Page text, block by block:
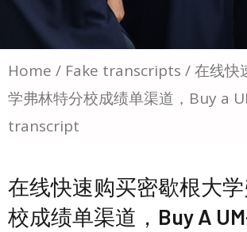
Home / Fake transcripts / 在线快
学弗林特分校成绩单渠道，Buy a
transcript
在线快速购买密歇根大
校成绩单渠道，Buy A